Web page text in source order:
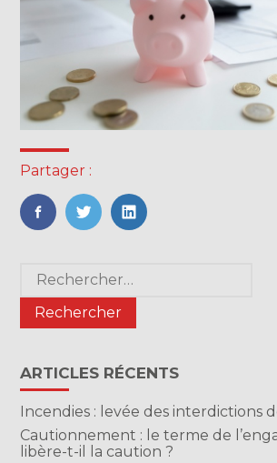
Partager :
FaceBook
TwitterLinkedIn
Blog
sidebar
Rechercher :
ARTICLES RÉCENTS
Incendies : levée des interdictions
Cautionnement : le terme de
libère-t-il la caution ?